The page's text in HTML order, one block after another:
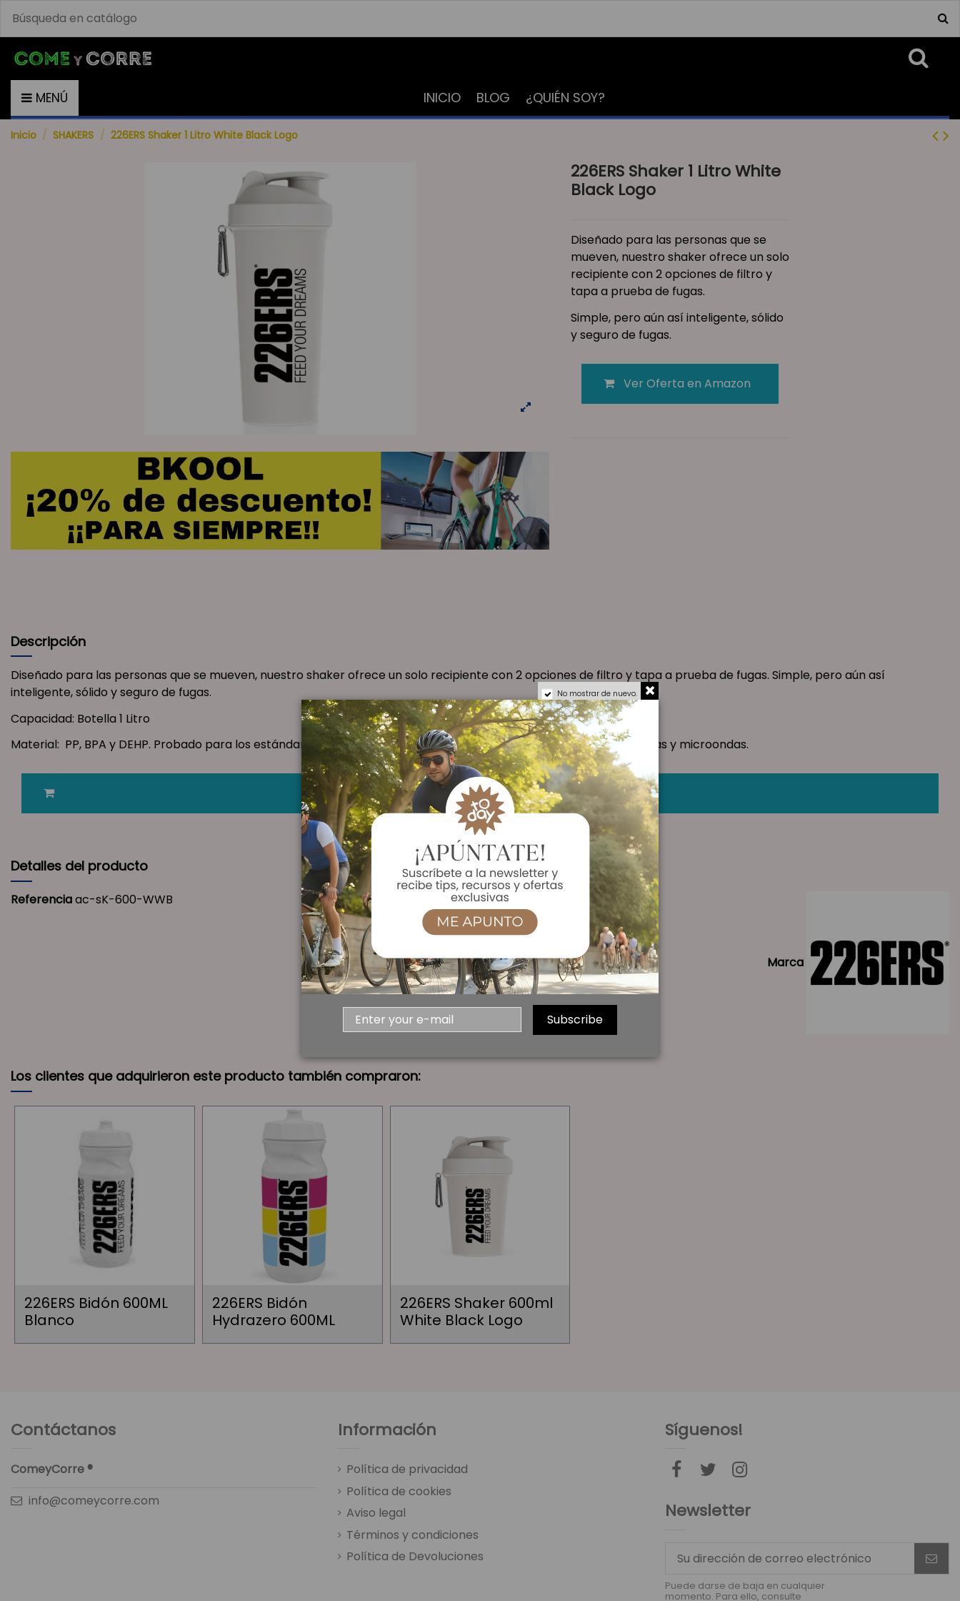
MENÚ INICIO BLOG ¿QUIÉN SOY?
Inicio SHAKERS 226ERS Shaker 1 Litro White Black Logo
226ERS Shaker 1 Litro White
Black Logo
Diseñado para las personas que se
mueven, nuestro shaker ofrece un solo
recipiente con 2 opciones de filtro y
tapa a prueba de fugas.
Simple, pero aún así inteligente, sólido
y seguro de fugas.
Ver Oferta en Amazon
Descripción
Diseñado para las personas que se mueven, nuestro shaker ofrece un solo recipiente con 2 opciones de filtro y tapa a prueba de fugas. Simple, pero aún así
inteligente, sólido y seguro de fugas.
Capacidad: Botella 1 Litro
Material: PP, BPA y DEHP. Probado para los estándares de seguridad alimentaria de EE. UU. / UE. Apto para lavavajillas y microondas.
Ver Oferta en Amazon
Detalles del producto
Marca
Referenciaac-sK-600-WWB
Los clientes que adquirieron este producto también compraron:
226ERS Bidón 600ML
Blanco
226ERS Bidón
Hydrazero 600ML
226ERS Shaker 600ml
White Black Logo
Contáctanos
ComeyCorre ®
info@comeycorre.com
Información
Política de privacidad
Política de cookies
Aviso legal
Términos y condiciones
Política de Devoluciones
Síguenos!
Newsletter
Puede darse de baja en cualquier
momento. Para ello, consulte
No mostrar de nuevo.
Subscribe